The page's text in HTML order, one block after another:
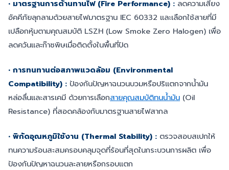
• มาตรฐานการต้านทานไฟ (Fire Performance) : ลดความเสี่ยง
อัคคีภัยลุกลามด้วยสายไฟมาตรฐาน IEC 60332 และเลือกใช้สายที่มี
เปลือกหุ้มตามคุณสมบัติ LSZH (Low Smoke Zero Halogen) เพื่อ
ลดควันและก๊าซพิษเมื่อติดตั้งในพื้นที่ปิด
• การทนทานต่อสภาพแวดล้อม (Environmental
Compatibility) : ป้องกันปัญหาฉนวนบวมหรือปริแตกจากน้ำมัน
หล่อลื่นและสารเคมี ด้วยการเลือกสายคุณสมบัติทนน้ำมัน (Oil
Resistance) ที่สอดคล้องกับมาตรฐานสายไฟสากล
• พิกัดอุณหภูมิใช้งาน (Thermal Stability) : ตรวจสอบสเปกให้
ทนความร้อนสะสมครอบคลุมจุดที่ร้อนที่สุดในกระบวนการผลิต เพื่อ
ป้องกันปัญหาฉนวนละลายหรือกรอบแตก